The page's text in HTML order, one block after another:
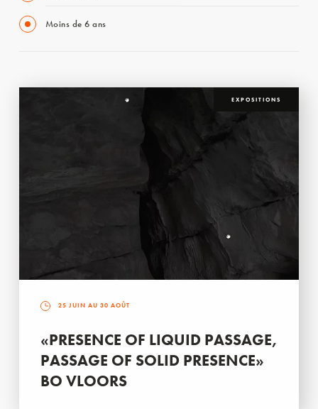
Moins de 6 ans
EXPOSITIONS
25 JUIN AU 30 AOÛT
«PRESENCE OF LIQUID PASSAGE,
PASSAGE OF SOLID PRESENCE»
BO VLOORS